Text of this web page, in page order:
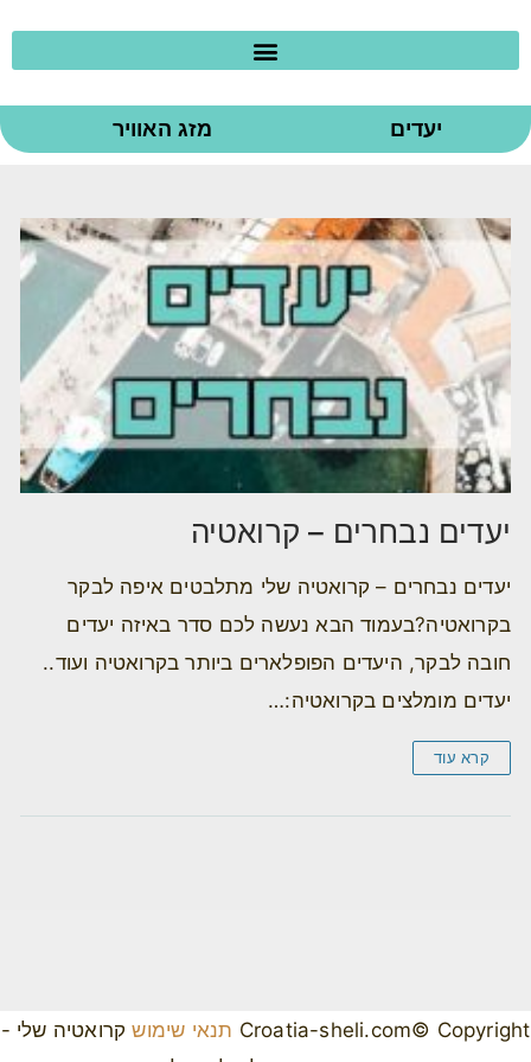
יעדים מזג האוויר
יעדים נבחרים – קרואטיה
יעדים נבחרים – קרואטיה שלי מתלבטים איפה לבקר
בקרואטיה?בעמוד הבא נעשה לכם סדר באיזה יעדים
חובה לבקר, היעדים הפופלארים ביותר בקרואטיה ועוד..
יעדים מומלצים בקרואטיה:…
קרא עוד
Croatia-sheli.com© Copyright תנאי שימוש קרואטיה שלי -